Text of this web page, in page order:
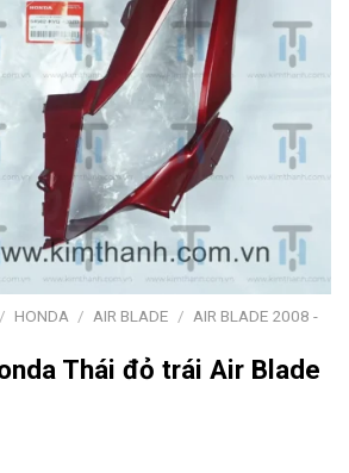
/ HONDA / AIR BLADE / AIR BLADE 2008 -
Thái đỏ trái Air Blade